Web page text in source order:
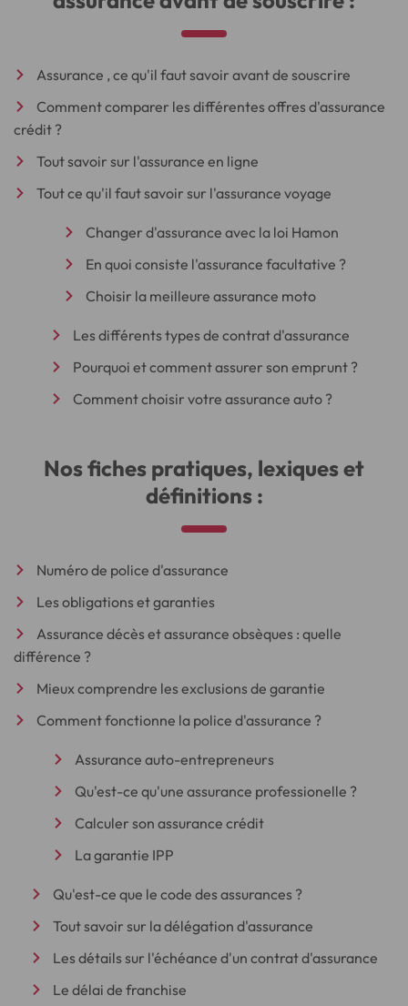
Assurance , ce qu'il faut savoir avant de souscrire
Comment comparer les différentes offres d'assurance
crédit ?
Tout savoir sur l'assurance en ligne
Tout ce qu'il faut savoir sur l'assurance voyage
Changer d'assurance avec la loi Hamon
En quoi consiste l'assurance facultative ?
Choisir la meilleure assurance moto
Les différents types de contrat d'assurance
Pourquoi et comment assurer son emprunt ?
Comment choisir votre assurance auto ?
Nos fiches pratiques, lexiques et
définitions :
Numéro de police d'assurance
Les obligations et garanties
Assurance décès et assurance obsèques : quelle
différence ?
Mieux comprendre les exclusions de garantie
Comment fonctionne la police d'assurance ?
Assurance auto-entrepreneurs
Qu'est-ce qu'une assurance professionelle ?
Calculer son assurance crédit
La garantie IPP
Qu'est-ce que le code des assurances ?
Tout savoir sur la délégation d'assurance
Les détails sur l'échéance d'un contrat d'assurance
Le délai de franchise